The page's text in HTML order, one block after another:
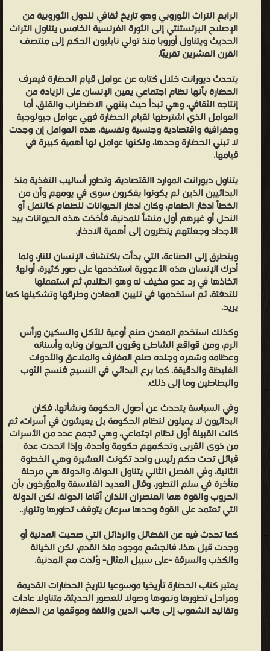
الرابع التراث الأوروبي وهو تاريخ ثقافي للدول الأوروبية من
الإصلاح البرتستنتي إلى الثورة الفرنسية الخامس يتناول التراث
الحديث ويتناول أوروبا منذ تولي نابليون الحكم إلى منتصف
القرن العشرين تقريبًا.
يتحدث ديورانت خلال كتابه عن عوامل قيام الحضارة فيعرف
الحضارة بأنها نظام اجتماعي يعين الإنسان على الزيادة من
إنتاجه الثقافي، وهي تبدأ حيث ينتهي الاضطراب والقلق، أما
العوامل الذي اشترطها لقيام الحضارة فهي عوامل جيولوجية
وجغرافية واقتصادية وجنسية ونفسية، هذه العوامل إن وجدت
لا تبني الحضارة وحدها، ولكنها عوامل لها أهمية كبيرة في
قيامها.
يتناول ديورانت الموارد االقتصادية، وتطور أساليب التغذية منذ
البدائيين الذين لم يكونوا يفكرون سوى في يومهم وأن من
الخطأ ادخار الطعام، وكان ادخار الحيوانات للطعام كالنمل أو
النحل أو غيرهم أول منشأ للمدنية، فأخذت هذه الحيوانات بيد
الأجداد وجعلتهم ينظرون إلى أهمية الادخار.
ويتطرق إلى الصناعة، التي بدأت باكتشاف الإنسان للنار، ولما
أدرك الإنسان هذه الأعجوبة استخدمها على صور كثيرة، أولها:
اتخاذها في رد عدو مخيف له وهو الظلام، ثم استعملها
للتدفئة، ثم استخدمها في تليين المعادن وطرقها وتشكيلها كما
يريد.
وكذلك استخدم المعدن صنع أوعية للأكل والسكين ورأس
الرم، ومن قواقع الشاطئ وقرون الحيوان ونابه وأسنانه
وعظامه وشعره وجلده صنع المغارف والملاعق والأدوات
الغليظة والدقيقة. كما برع البدائي في النسيج فنسج الثوب
والبطاطين وما إلى ذلك.
وفي السياسة يتحدث عن أصول الحكومة ونشأتها، فكان
البدائيون لا يميلون لنظام الحكومة بل يعيشون في أسرات، ثم
كانت القبيلة أول نظام اجتماعي، وهي تجمع عدد من الأسرات
من ذوى القربى وتحكمهم حكومة واحدة، وإذا اتحدت عدة
قبائل تحت حكم رئيس واحد تكونت العشيرة وهي الخطوة
الثانية، وفي الفصل الثاني يتناول الدولة، والدولة هي مرحلة
متأخرة في سلم التطور، وقال العديد الفلاسفة والمؤرخون بأن
الحروب والقوة هما العنصران اللذان أقاما الدولة، لكن الدولة
التي تعتمد على القوة وحدها سرعان يتوقف تطورها وتنهار..
كما تحدث فيه عن الفضائل والرذائل التي صحبت المدنية أو
وجدت قبل هذا، فالجشع موجود منذ القدم، لكن الخيانة
والكذب والسرقة -على سبيل المثال- وُلدت مع المدنية.
يعتبر كتاب الحضارة تأريخيا موسوعيا لتاريخ الحضارات القديمة
ومراحل تطورها ونموها وصولا للعصور الحديثة، متناولا عادات
وتقاليد الشعوب إلى جانب الدين واللغة وموقفها من الحضارة.